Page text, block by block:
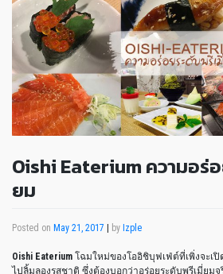
Oishi Eaterium ความอร่
ยม
Posted on May 21, 2017 by Izple
Oishi Eaterium โฉมใหม่ของโออิชิบุฟเฟ่ต์ที่เพิ่งจะเ
ไปลิ้มลองรสชาติ ซึ่งต้องบอกว่าอร่อยระดับพรีเมี่ยม